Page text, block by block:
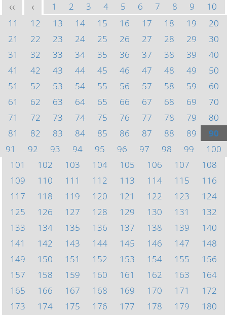
<< < 1 2 3 4 5 6 7 8 9
10
11
12 13 14 15 16 17 18 19
20
21
22 23 24 25 26 27 28 29
30
31
32 33 34 35 36 37 38 39
40
41
42 43 44 45 46 47 48 49
50
51
52 53 54 55 56 57 58 59
60
61
62 63 64 65 66 67 68 69
70
71
72 73 74 75 76 77 78 79
80
81
82 83 84 85 86 87 88 89
90
91
92 93 94 95 96 97 98 99
100
101
102 103 104 105 106 107
108
109
110 111 112 113 114 115
116
117
118 119 120 121 122 123
124
125
126 127 128 129 130 131
132
133
134 135 136 137 138 139
140
141
142 143 144 145 146 147
148
149
150 151 152 153 154 155
156
157
158 159 160 161 162 163
164
165
166 167 168 169 170 171
172
173
174 175 176 177 178 179
180